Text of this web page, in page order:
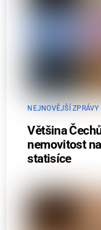
NEJNOVĚJŠÍ ZPRÁVY
Většina
nemovitost
statisíce